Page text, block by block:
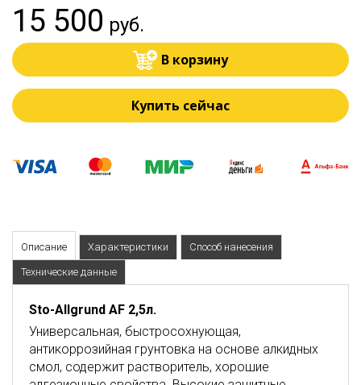
15 500 руб.
В корзину
Купить сейчас
Описание Характеристики Способ нанесения
Технические данные
Sto-Allgrund AF 2,5л.
Универсальная, быстросохнующая,
антикоррозийная грунтовка на основе алкидных
смол, содержит растворитель, хорошие